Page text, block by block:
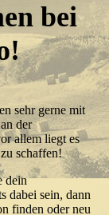
bei
sehr gerne mit
der
allem liegt es
schaffen!
dein
dabei sein, dann
finden oder neu